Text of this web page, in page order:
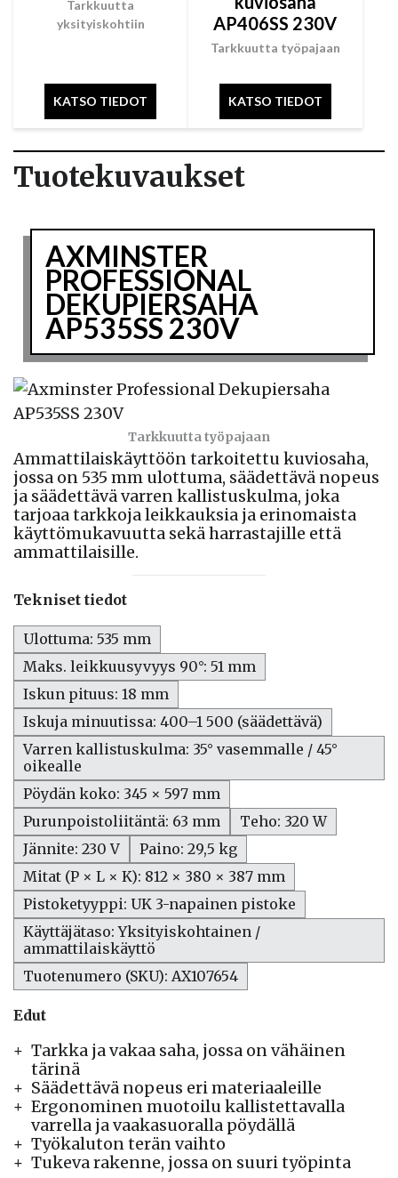
Tarkkuutta
yksityiskohtiin
KATSO TIEDOT
Tarkkuutta työpajaan
AP406SS 230V
KATSO TIEDOT
Tuotekuvaukset
Tarkkuutta työpajaan
AXMINSTER
PROFESSIONAL
DEKUPIERSAHA
AP535SS 230V
Ammattilaiskäyttöön tarkoitettu kuviosaha,
jossa on 535 mm ulottuma, säädettävä nopeus
ja säädettävä varren kallistuskulma, joka
tarjoaa tarkkoja leikkauksia ja erinomaista
käyttömukavuutta sekä harrastajille että
ammattilaisille.
Edut
Tarkka ja vakaa saha, jossa on vähäinen
tärinä
Säädettävä nopeus eri materiaaleille
Ergonominen muotoilu kallistettavalla
varrella ja vaakasuoralla pöydällä
Työkaluton terän vaihto
Tukeva rakenne, jossa on suuri työpinta
Tekniset tiedot
Ulottuma: 535 mm
Maks. leikkuusyvyys 90°: 51 mm
Iskun pituus: 18 mm
Iskuja minuutissa: 400–1 500 (säädettävä)
Varren kallistuskulma: 35° vasemmalle / 45°
oikealle
Pöydän koko: 345 × 597 mm
Purunpoistoliitäntä: 63 mm
Teho: 320 W
Jännite: 230 V
Paino: 29,5 kg
Mitat (P × L × K): 812 × 380 × 387 mm
Pistoketyyppi: UK 3-napainen pistoke
Käyttäjätaso: Yksityiskohtainen /
ammattilaiskäyttö
Tuotenumero (SKU): AX107654